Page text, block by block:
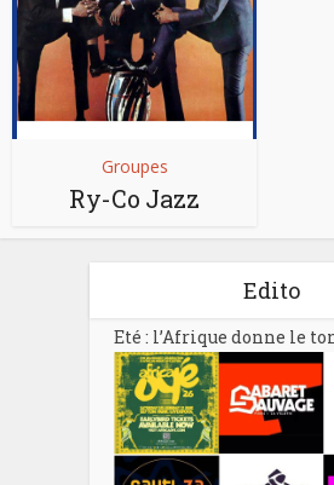
Groupes
Ry-Co Jazz
Edito
Eté : l’Afrique donne le